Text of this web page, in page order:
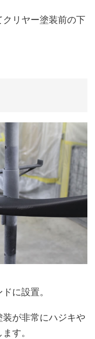
リヤー塗装前の下
に設置。
が非常にハジキや
す。